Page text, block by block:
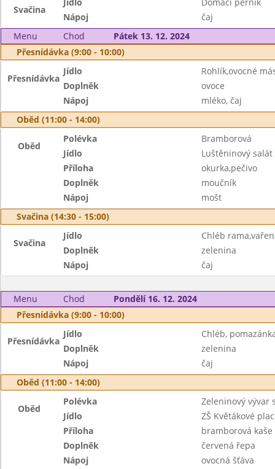
Svačina
Nápoj
čaj
Menu
Chod
Pátek 13. 12. 2024
Přesnídávka (9:00 - 10:00)
Přesnídávka
Jídlo
Rohlík,ovocné
Doplněk
ovoce
Nápoj
mléko, čaj
Oběd (11:00 - 14:00)
Oběd
Polévka
Bramborová
Jídlo
Luštěninový salát
Příloha
okurka,pečivo
Doplněk
moučník
Nápoj
mošt
Svačina (14:30 - 15:00)
Svačina
Jídlo
Chléb
Doplněk
zelenina
Nápoj
čaj
Menu Chod
Pondělí 16. 12. 2024
Přesnídávka (9:00 - 10:00)
Přesnídávka
Jídlo
Chléb,
Doplněk
zelenina
Nápoj
čaj
Oběd (11:00 - 14:00)
Oběd
Polévka
Zeleninový vývar
Jídlo
ZŠ Květákové
Příloha
bramborová kaše
Doplněk
červená řepa
Nápoj
ovocná šťáva